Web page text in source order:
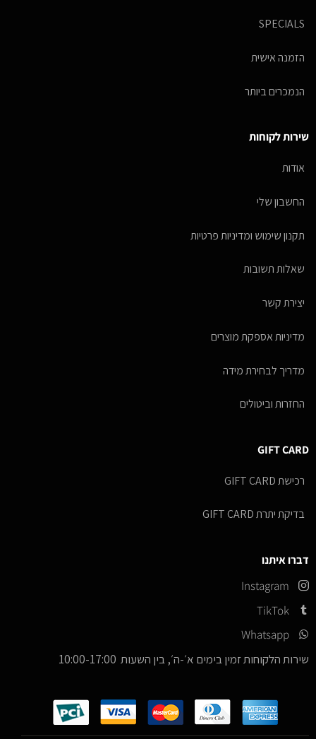
SPECIALS
הזמנה אישית
הנמכרים ביותר
שירות לקוחות
אודות
החשבון שלי
תקנון שימוש ומדיניות פרטיות
שאלות תשובות
יצירת קשר
מדיניות אספקת מוצרים
מדריך לבחירת מידה
החזרות וביטולים
GIFT CARD
רכישת GIFT CARD
בדיקת יתרת GIFT CARD
דברו איתנו
Instagram
TikTok
Whatsapp
שירות הלקוחות זמין בימים א׳-ה׳, בין השעות 10:00-17:00